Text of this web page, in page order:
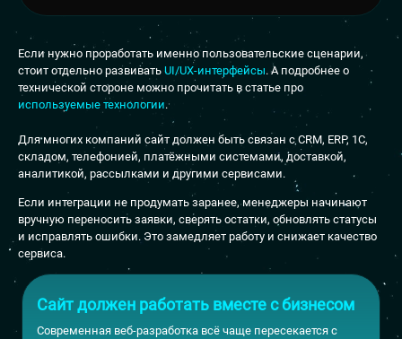
Если нужно проработать именно пользовательские сценарии,
стоит отдельно развивать UI/UX-интерфейсы. А подробнее о
технической стороне можно прочитать в статье про
используемые технологии.
Для многих компаний сайт должен быть связан с CRM, ERP, 1С,
складом, телефонией, платёжными системами, доставкой,
аналитикой, рассылками и другими сервисами.
Если интеграции не продумать заранее, менеджеры начинают
вручную переносить заявки, сверять остатки, обновлять статусы
и исправлять ошибки. Это замедляет работу и снижает качество
сервиса.
Сайт должен работать вместе с бизнесом
Современная веб-разработка всё чаще пересекается с